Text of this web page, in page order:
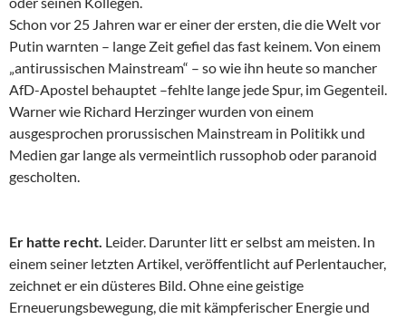
Schon vor 25 Jahren war er einer der ersten, die die Welt vor
Putin warnten – lange Zeit gefiel das fast keinem. Von einem
„antirussischen Mainstream“ – so wie ihn heute so mancher
AfD-Apostel behauptet –fehlte lange jede Spur, im Gegenteil.
Warner wie Richard Herzinger wurden von einem
ausgesprochen prorussischen Mainstream in Politikk und
Medien gar lange als vermeintlich russophob oder paranoid
gescholten.
Er hatte recht. Leider. Darunter litt er selbst am meisten. In
einem seiner letzten Artikel, veröffentlicht auf Perlentaucher,
zeichnet er ein düsteres Bild. Ohne eine geistige
Erneuerungsbewegung, die mit kämpferischer Energie und